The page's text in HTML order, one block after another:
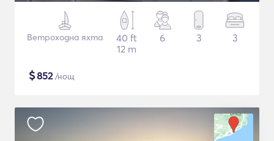
Ветроходна яхта
40 ft
12 m
6 3 3
$852/нощ